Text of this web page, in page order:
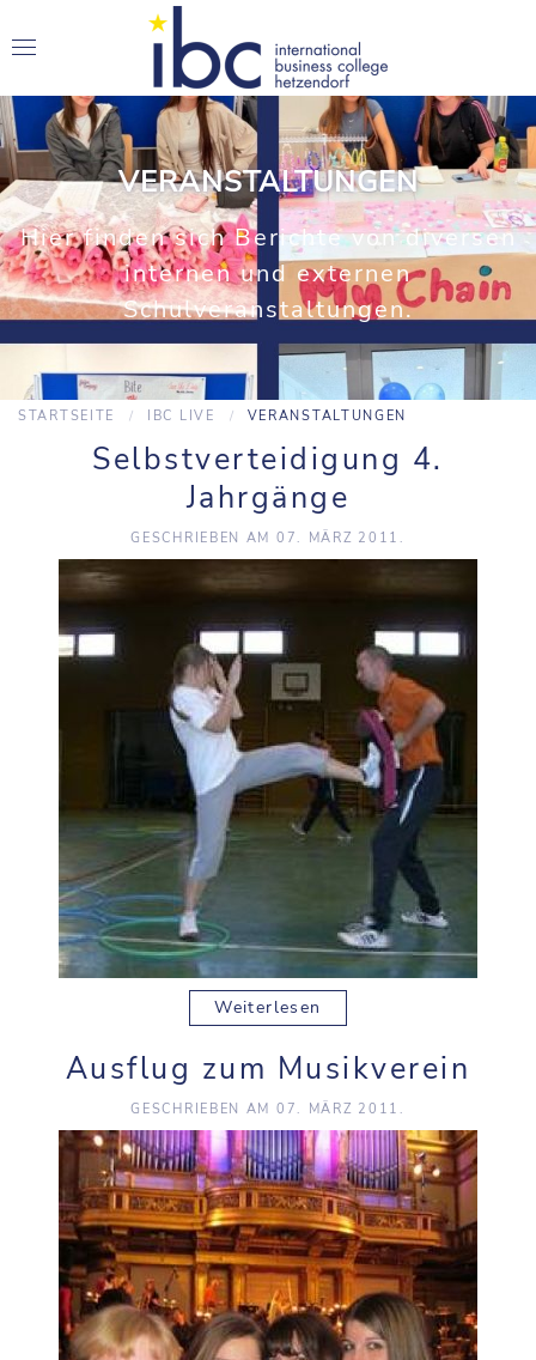
VERANSTALTUNGEN
Hier finden sich Berichte von diversen
internen und externen
Schulveranstaltungen.
STARTSEITE IBC LIVE VERANSTALTUNGEN
Selbstverteidigung 4.
Jahrgänge
GESCHRIEBEN AM 07. MÄRZ 2011 .
Weiterlesen
Ausflug zum Musikverein
GESCHRIEBEN AM 07. MÄRZ 2011 .